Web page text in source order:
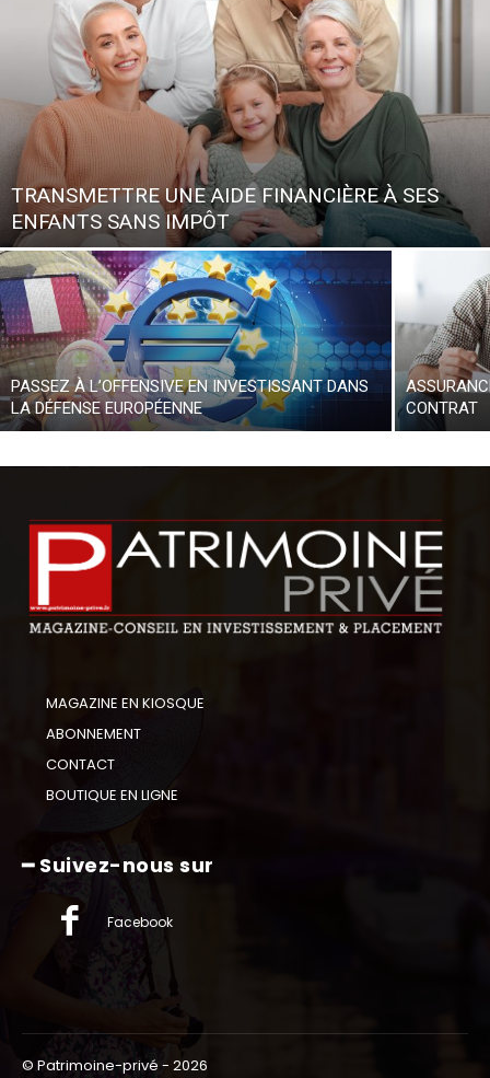
TRANSMETTRE UNE AIDE FINANCIÈRE À SES
ENFANTS SANS IMPÔT
PASSEZ À L’OFFENSIVE EN INVESTISSANT DANS
LA DÉFENSE EUROPÉENNE
CONTRAT
MAGAZINE EN KIOSQUE
ABONNEMENT
CONTACT
BOUTIQUE EN LIGNE
━ Suivez-nous sur
Facebook
© Patrimoine-privé - 2026